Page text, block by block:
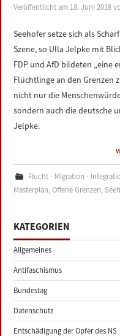
IMPRESSUM
Veröffentlicht am 18. Juni 2018
Seehofer setze sich als
Szene, so Ulla Jelpke mit
FDP und AfD bildeten „eine
Flüchtlinge an den Grenzen
nicht nur die
sondern auch die deutsche
Jelpke.
Flucht - Migration -
Masterplan,Offene Grenzen,
KATEGORIEN
Allgemeines
Antifaschismus
Bundestag
Datenschutz
Entschädigung der Opfer des NS